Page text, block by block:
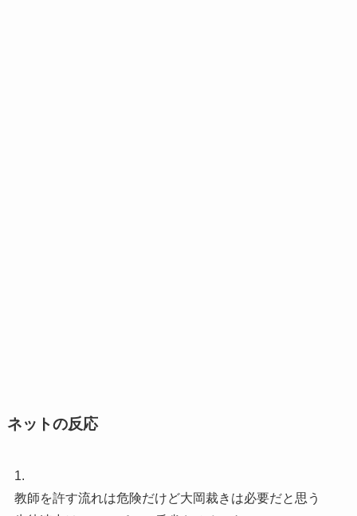
ネットの反応
1.
教師を許す流れは危険だけど大岡裁きは必要だと思う